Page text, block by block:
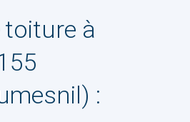
toiture à
: